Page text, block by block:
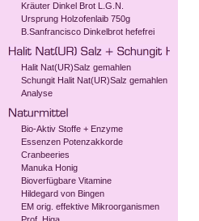
Kräuter Dinkel Brot L.G.N.
Ursprung Holzofenlaib 750g
B.Sanfrancisco Dinkelbrot hefefrei
Halit Nat(UR)Salz gemahlen
Schungit Halit Nat(UR)Salz gemahlen
Analyse
Bio-Aktiv Stoffe + Enzyme
Essenzen Potenzakkorde
Cranbeeries
Manuka Honig
Bioverfügbare Vitamine
Hildegard von Bingen
EM orig. effektive Mikroorganismen